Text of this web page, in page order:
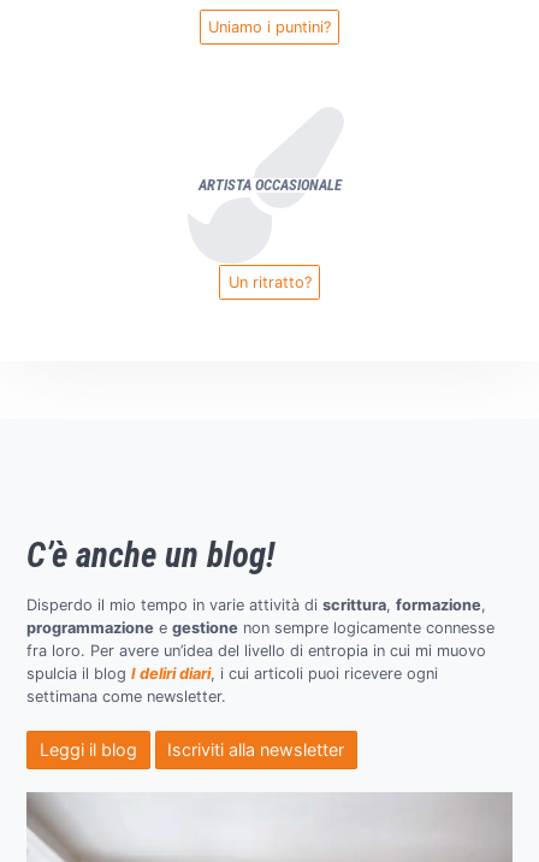
Uniamo i puntini?
ARTISTA OCCASIONALE
Un ritratto?
C’è anche un blog!
Disperdo il mio tempo in varie attività discrittura,formazione,
programmazione egestione non sempre logicamente connesse
fra loro. Per avere un’idea del livello di entropia in cui mi muovo
spulcia il blogI deliri diari, i cui articoli puoi ricevere ogni
settimana come newsletter.
Leggi il blog Iscriviti alla newsletter